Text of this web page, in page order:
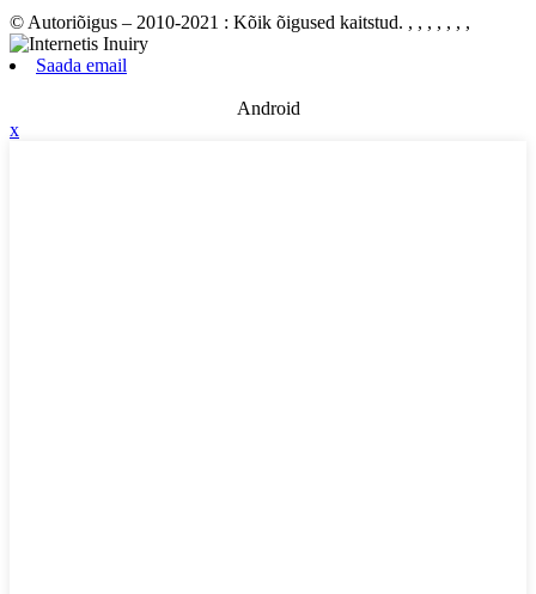
© Autoriõigus – 2010-2021 : Kõik õigused kaitstud. , , , , , , ,
Saada email
Android
x